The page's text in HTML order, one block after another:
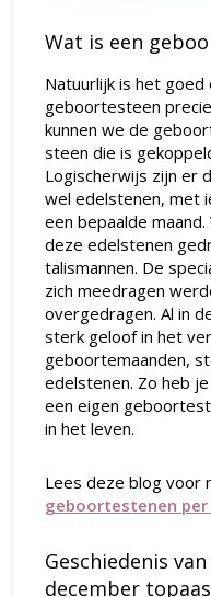
Wat is een
Natuurlijk is het
geboortesteen
kunnen we de
steen die is
Logischerwijs zijn er
wel edelstenen, met
een bepaalde
deze edelstenen
talismannen. De
zich meedragen
overgedragen. Al in
sterk geloof in het
geboortemaanden,
edelstenen. Zo heb
een eigen
in het leven.
Lees deze blog voor
geboortestenen per
Geschiedenis
december topaas